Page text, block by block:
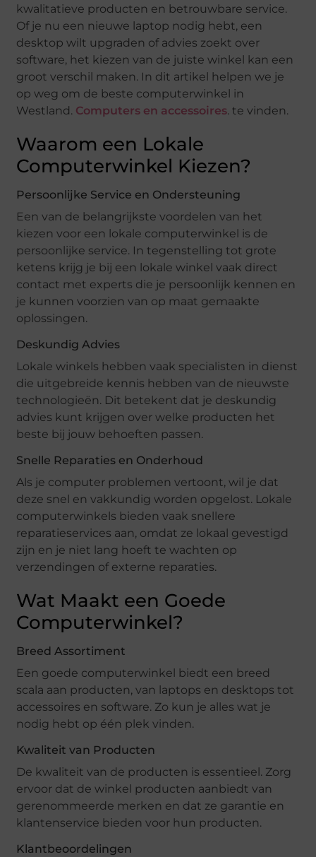
kwalitatieve producten en betrouwbare service.
Of je nu een nieuwe laptop nodig hebt, een
desktop wilt upgraden of advies zoekt over
software, het kiezen van de juiste winkel kan een
groot verschil maken. In dit artikel helpen we je
op weg om de beste computerwinkel in
Westland. Computers en accessoires. te vinden.
Waarom een Lokale
Computerwinkel Kiezen?
Persoonlijke Service en Ondersteuning
Een van de belangrijkste voordelen van het
kiezen voor een lokale computerwinkel is de
persoonlijke service. In tegenstelling tot grote
ketens krijg je bij een lokale winkel vaak direct
contact met experts die je persoonlijk kennen en
je kunnen voorzien van op maat gemaakte
oplossingen.
Deskundig Advies
Lokale winkels hebben vaak specialisten in dienst
die uitgebreide kennis hebben van de nieuwste
technologieën. Dit betekent dat je deskundig
advies kunt krijgen over welke producten het
beste bij jouw behoeften passen.
Snelle Reparaties en Onderhoud
Als je computer problemen vertoont, wil je dat
deze snel en vakkundig worden opgelost. Lokale
computerwinkels bieden vaak snellere
reparatieservices aan, omdat ze lokaal gevestigd
zijn en je niet lang hoeft te wachten op
verzendingen of externe reparaties.
Wat Maakt een Goede
Computerwinkel?
Breed Assortiment
Een goede computerwinkel biedt een breed
scala aan producten, van laptops en desktops tot
accessoires en software. Zo kun je alles wat je
nodig hebt op één plek vinden.
Kwaliteit van Producten
De kwaliteit van de producten is essentieel. Zorg
ervoor dat de winkel producten aanbiedt van
gerenommeerde merken en dat ze garantie en
klantenservice bieden voor hun producten.
Klantbeoordelingen